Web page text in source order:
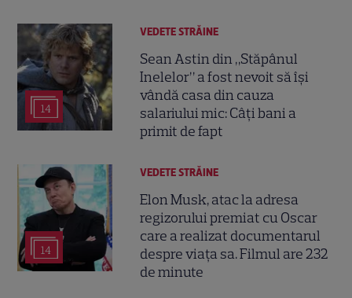
14
VEDETE STRĂINE
Sean Astin din „Stăpânul
Inelelor” a fost nevoit să își
vândă casa din cauza
salariului mic: Câți bani a
primit de fapt
14
VEDETE STRĂINE
Elon Musk, atac la adresa
regizorului premiat cu Oscar
care a realizat documentarul
despre viața sa. Filmul are 232
de minute